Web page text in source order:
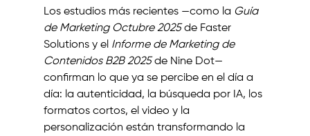
Los estudios más recientes —como la Guía
de Marketing Octubre 2025 de Faster
Solutions y el Informe de Marketing de
Contenidos B2B 2025 de Nine Dot—
confirman lo que ya se percibe en el día a
día: la autenticidad, la búsqueda por IA, los
formatos cortos, el video y la
personalización están transformando la